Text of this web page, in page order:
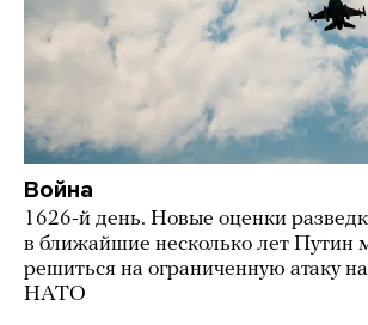
Война
1626-й день. Новые оценки
в ближайшие несколько лет Путин
решиться на ограниченную атаку
НАТО